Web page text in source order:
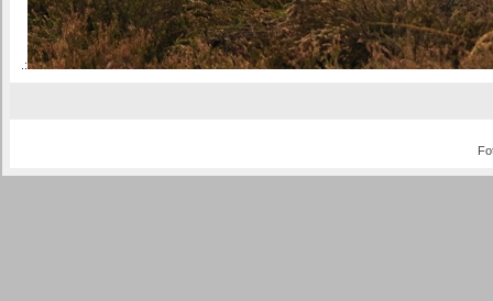
.: